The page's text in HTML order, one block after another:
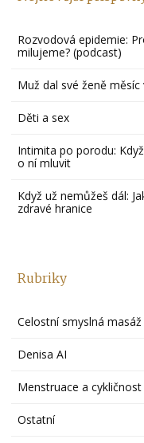
Rozvodová epidemie:
milujeme? (podcast)
Muž dal své ženě
Děti a sex
Intimita po porodu:
o ní mluvit
Když už nemůžeš dál:
zdravé hranice
Rubriky
Celostní smyslná masáž
Denisa AI
Menstruace a cykličnost
Ostatní